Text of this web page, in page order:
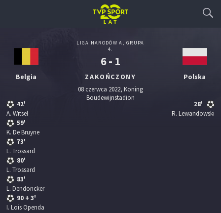
Belgia
42'
A. Witsel
59'
K. De Bruyne
73'
L. Trossard
80'
L. Trossard
83'
L. Dendoncker
90 + 3'
I. Lois Openda
LIGA NARODÓW A, GRUPA
4.
6 - 1
ZAKOŃCZONY
08 czerwca 2022, Koning
Boudewijnstadion
Polska
28'
R. Lewandowski